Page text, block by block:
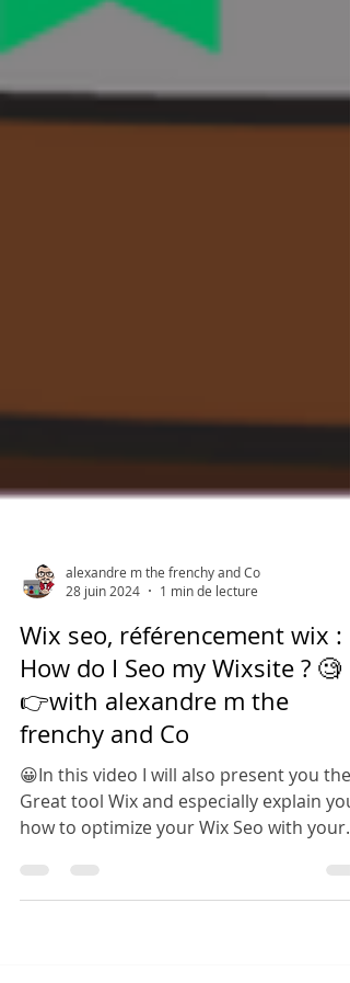
28 juin 2024
1 min de lecture
Wix seo, référencement wix :
How do I Seo my Wixsite ? 🧐
👉with alexandre m the
frenchy and Co
😀In this video I will also present you the
how to optimize your Wix Seo with your
Wix website.